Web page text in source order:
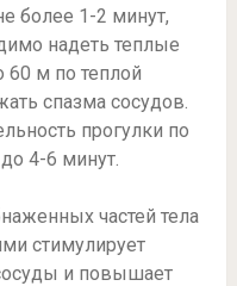
более 1-2 минут,
надеть теплые
60 м по теплой
спазма сосудов.
прогулки по
4-6 минут.
частей тела
стимулирует
и повышает